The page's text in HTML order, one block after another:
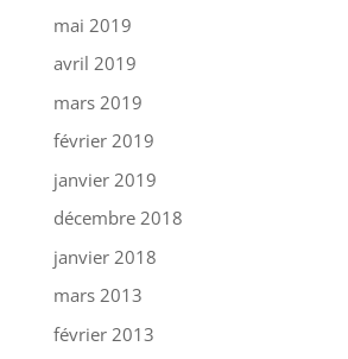
mai 2019
avril 2019
mars 2019
février 2019
janvier 2019
décembre 2018
janvier 2018
mars 2013
février 2013